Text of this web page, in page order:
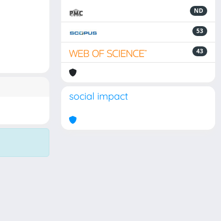
ND
53
43
social impact